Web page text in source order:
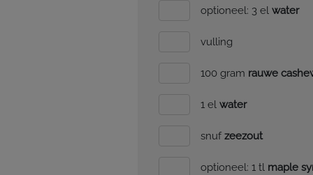
optioneel: 3 el water
vulling
100 gram rauwe
1 el water
snuf zeezout
optioneel: 1 tl maple